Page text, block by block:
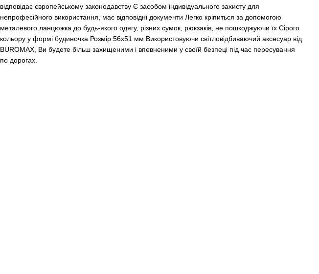
відповідає європейському законодавству Є засобом індивідуального захисту для
непрофесійного використання, має відповідні документи Легко кріпиться за допомогою
металевого ланцюжка до будь-якого одягу, різних сумок, рюкзаків, не пошкоджуючи їх Сірого
кольору у формі будиночка Розмір 56х51 мм Використовуючи світловідбиваючий аксесуар від
BUROMAX, Ви будете більш захищеними і впевненими у своїй безпеці під час пересування
по дорогах.